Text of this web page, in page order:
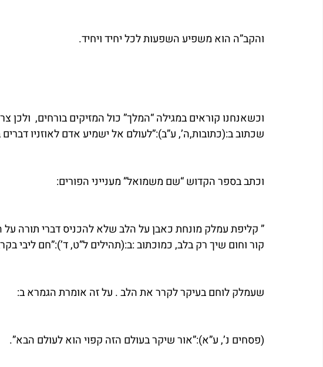
והקב”ה הוא משפיע השפעות לכל יחיד ויחיד.
וכשאנחנו קוראים במגילה “המלך” כול המזיקים בורחים,
שכתוב ב:(כתובות,ה’, ע”ב):”לעולם אל ישמיע אדם לאוזניו
וכתב בספר הקדוש “שם משמואל” מענייני הפורים:
” קליפת עמלק מונחת כאבן על הלב שלא להכניס דברי תורה על
קור וחום שיך רק בלב, כמוכתוב :ב:(תהילים ל”ט, ד’):”חם ליבי
שעמלק לוחם בעיקר לקרר את הלב . על זה אומרת הגמרא ב:
(פסחים נ’, ע”א):”אור שיקר בעולם הזה קפוי הוא לעולם הבא”.